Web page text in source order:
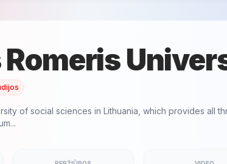
of social sciences in Lithuania, which provides all